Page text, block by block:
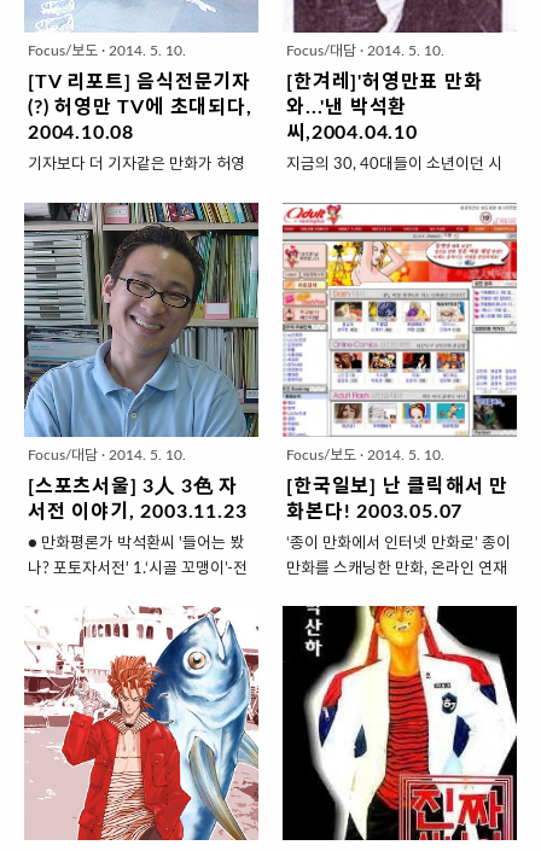
독. 만화평론가 박석환의 대담을 함
께 실었다. ‘꾼들의 전문용어’‘재미
엽기공화국 자·화·상(윤재걸 지음·한
국정치인물연구소)=전직 신문기자
출신의 정치평론가인 저자가 내년
대선을 앞두고 과거 대선정국을 날
조건-통일과 복지의 리더십’등 머릿
글에 이어 노무현 대통령의 코드인
사를 지적한 ‘코드인사가 ..
으로의 디지털 미디어를 활용한 만
화 컨텐츠 산업 육성 방안에 대해 논
유관사업 종사자들도 대거 참여, 각
국 발제자들의 발표가 끝난 뒤에는
질의 응답을 통해 더욱 심도있는 의
견들을 주고 받았다.일본의 타카하
럭스)씨는 ‘휴대전화 컨텐츠와 디지
털 만화의 미래에 대해’, 중국의 덩
웨이펑(스네일문화전파..
Focus/보도 · 2014. 5. 10.
[TV 리포트] 음식전문기자
(?) 허영만 TV에 초대되다,
2004.10.08
기자보다 더 기자같은 만화가 허영
어진 허영만의 만화는 모두 10개.
지금 진행되는 것까지 합치면 무려
12개다. 그 이유는 바로 탄탄한 취
재에서 나온 치밀한 이야기 구조에
있다. 10월 7일 저녁 10시 KBS1
`TV책을말하다`는 음식전문기자라
고 말해도 손색없는 허영만의 진면
목을 보여줬다. 이날 다뤄진 만화는
현재 동아일보에 연재되고 있는 `식
품이다. 공동진행자인 고은주(소설
가), 정재승(고려대 교수), 김용석(영
산대 교수)와 함께 `허영만표 만화
와 환호하는 군중들`을 저술한 만화
이날 무대를 꾸몄다. 화면속 장소는
충남 서산 갯벌. 낙지를 잡는 어부를
취재하는 허영만의 모습이..
Focus/대담 · 2014. 5. 10.
[한겨레]'허영만표 만화
와...'낸 박석환
씨,2004.04.10
지금의 30, 40대들이 소년이던 시
는 단어와도 같았다. 그리고 그들이
어른이 된 지금까지도 허씨의 펜은
쉬지 않고 ‘꿈’을 그려내고 있다. 데
뷔 31년째임에도 최고 인기작가의
자리를 유지하면서도 명성을 더욱
공고하게 쌓아가고 있는 이 경이로
운 작가는 동시에 수많은 후배들에
게 이상적인 본보기였다. 실제
1990년대 이후 한국 만화계의 중
세대라고 해도 과언이 아니다. 허씨
의 〈무당거미〉를 보고 만화가가
되기로 결심한 박산하씨를 비롯해
허씨 만화를 통해 만화가의 꿈을 키
하게 활동하는 만화평론가 박석환
(31)씨 역시 허영만 만화와 함께 성
장한 ‘허영만 키드’다. 초등학교..
Focus/대담 · 2014. 5. 10.
[스포츠서울] 3人 3色 자
서전 이야기, 2003.11.23
● 만화평론가 박석환씨 '들어는 봤
나? 포토자서전' 1.‘시골 꼬맹이’-전
까지 쭉쭉 들어가야 찾는 내 고향~
서울에서 초등학교를 다니기 전까
지~그리고 졸업하기 전 방학만 되
면 찾아갔던 그 포구 마을~우리 할
머니 댁 앞에서. 5살쯤 됐을까?
2.‘제도병에서 교구 제작자로’-첫 직
장은 교구제작업체~만화가가 되겠
다는 절대명제를 지니고 교구제작
업체에 일러스트 담당으로 취직. 곧
Focus/보도 · 2014. 5. 10.
[한국일보] 난 클릭해서 만
화본다! 2003.05.07
‘종이 만화에서 인터넷 만화로’ 종이
만화를 스캐닝한 만화, 온라인 연재
어기술을 이용한 만화 등 만화의 디
지털화가 급속히 진행되고 있다. 인
터넷 만화방의 선두 주자인 코믹플
러스닷컴의 작품수는 지난달 1만
5,000권을 넘어섰다. 소규모 만화
대여점의 두 배이며 초대형 만화방
의 절반에 이르는 규모이다. 베스트
애니메, 이코믹스, Candy33, 이재
학닷컴, 봉성기획 등의 수록 작품도